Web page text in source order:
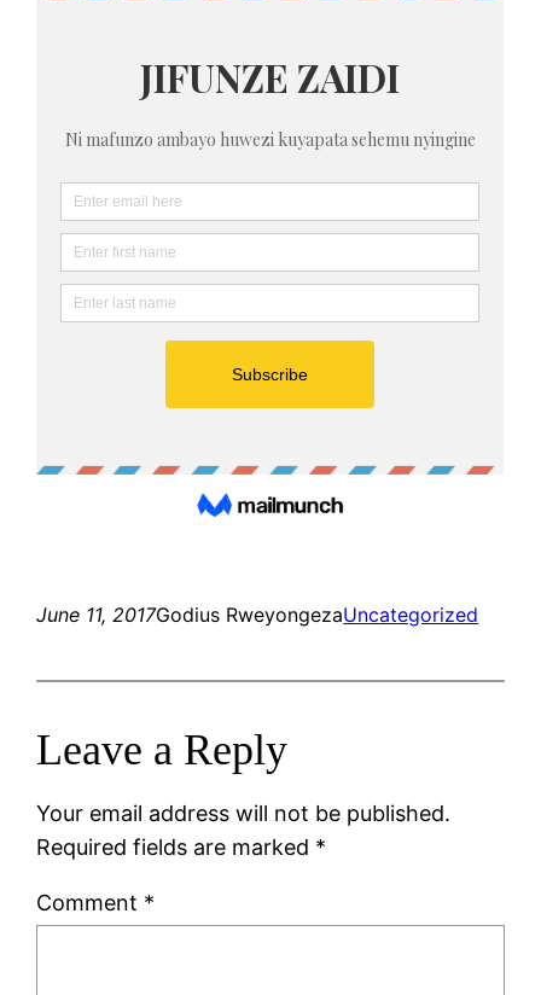
June 11, 2017Godius RweyongezaUncategorized
Leave a Reply
Your email address will not be published.
Required fields are marked *
Comment *